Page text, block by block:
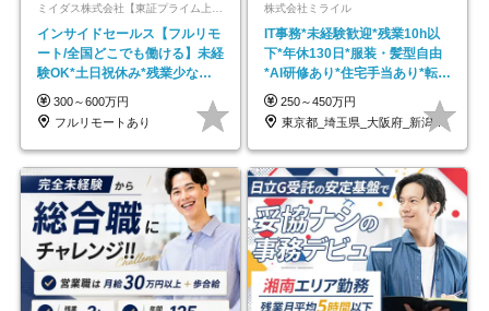
インサイドセールス【フルリモ
ート/全国どこでも働ける】未経
験OK*土日祝休み*残業少なめ*
在宅勤務手当あり
300～600万円
フルリモートあり
株式会社ミライル
IT事務*未経験歓迎*残業10h以
下*年休130日*服装・髪型自由
*AI研修あり*住宅手当あり*転勤
なし
250～450万円
東京都_埼玉県_大阪府_新潟県_福岡県